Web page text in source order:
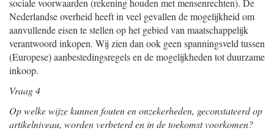
sociale voorwaarden (rekening houden met mensenrechten). De
Nederlandse overheid heeft in veel gevallen de mogelijkheid om
aanvullende eisen te stellen op het gebied van maatschappelijk
verantwoord inkopen. Wij zien dan ook geen spanningsveld tussen
(Europese) aanbestedingsregels en de mogelijkheden tot duurzame
inkoop.
Vraag 4
Op welke wijze kunnen fouten en onzekerheden, geconstateerd op
artikelniveau, worden verbeterd en in de toekomst voorkomen?